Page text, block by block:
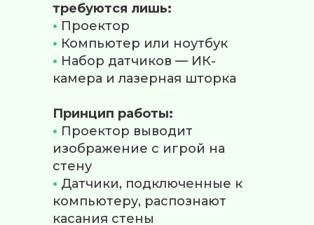
требуются лишь:
• Проектор
• Компьютер или ноутбук
• Набор датчиков — ИК-
камера и лазерная шторка
Принцип работы:
• Проектор выводит
изображение с игрой на
стену
• Датчики, подключенные к
компьютеру, распознают
касания стены